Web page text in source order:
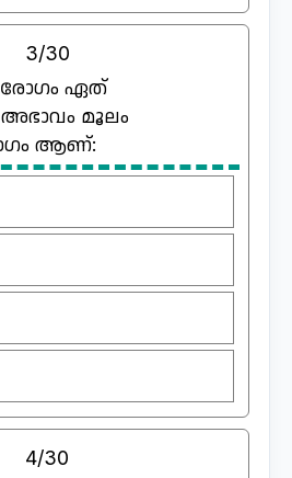
3/30
ഏത്
അഭാവം മൂലം
ആണ്:
4/30